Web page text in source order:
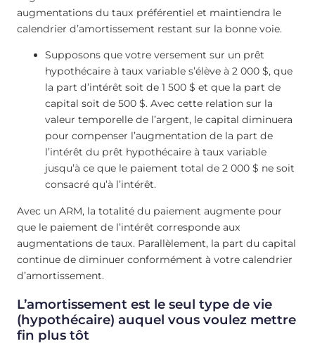
augmentations du taux préférentiel et maintiendra le
calendrier d’amortissement restant sur la bonne voie.
Supposons que votre versement sur un prêt
hypothécaire à taux variable s’élève à 2 000 $, que
la part d’intérêt soit de 1 500 $ et que la part de
capital soit de 500 $. Avec cette relation sur la
valeur temporelle de l’argent, le capital diminuera
pour compenser l’augmentation de la part de
l’intérêt du prêt hypothécaire à taux variable
jusqu’à ce que le paiement total de 2 000 $ ne soit
consacré qu’à l’intérêt.
Avec un ARM, la totalité du paiement augmente pour
que le paiement de l’intérêt corresponde aux
augmentations de taux. Parallèlement, la part du capital
continue de diminuer conformément à votre calendrier
d’amortissement.
L’amortissement est le seul type de vie
(hypothécaire) auquel vous voulez mettre
fin plus tôt